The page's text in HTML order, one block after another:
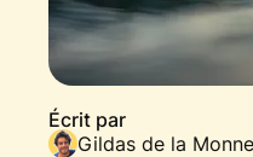
Écrit par
Gildas de la